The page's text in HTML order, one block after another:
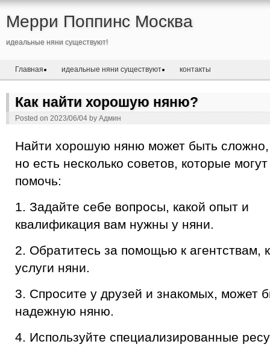
Мерри Поппинс Москва
идеальные няни существуют!
Главная идеальные няни существуют контакты
Как найти хорошую няню?
Posted on 2023/06/04 by Админ
Найти хорошую няню может быть сложно,
но есть несколько советов, которые могут
помочь:
1. Задайте себе вопросы, какой опыт и
квалификация вам нужны у няни.
2. Обратитесь за помощью к агентствам,
услуги няни.
3. Спросите у друзей и знакомых, может
надежную няню.
4. Используйте специализированные